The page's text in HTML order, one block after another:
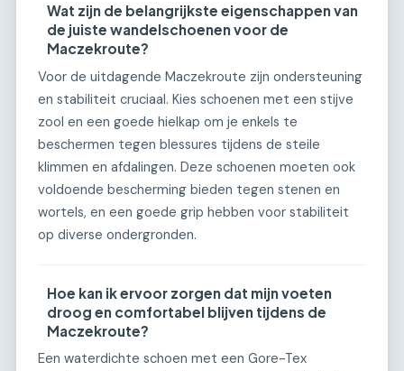
Wat zijn de belangrijkste eigenschappen van
de juiste wandelschoenen voor de
Maczekroute?
Voor de uitdagende Maczekroute zijn ondersteuning
en stabiliteit cruciaal. Kies schoenen met een stijve
zool en een goede hielkap om je enkels te
beschermen tegen blessures tijdens de steile
klimmen en afdalingen. Deze schoenen moeten ook
voldoende bescherming bieden tegen stenen en
wortels, en een goede grip hebben voor stabiliteit
op diverse ondergronden.
Hoe kan ik ervoor zorgen dat mijn voeten
droog en comfortabel blijven tijdens de
Maczekroute?
Een waterdichte schoen met een Gore-Tex